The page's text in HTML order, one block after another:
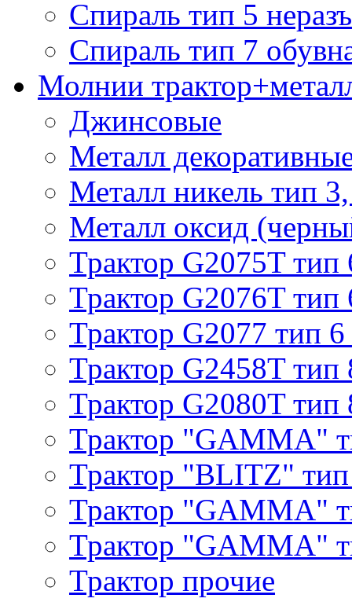
Спираль тип 5
Спираль тип 7
Молнии
Джинсовые
Металл
Металл никель тип
Металл оксид
Трактор G2075T тип
Трактор G2076T тип
Трактор G2077 тип 6
Трактор G2458T тип
Трактор G2080T тип
Трактор "GAMMA"
Трактор "BLITZ"
Трактор "GAMMA"
Трактор "GAMMA"
Трактор прочие